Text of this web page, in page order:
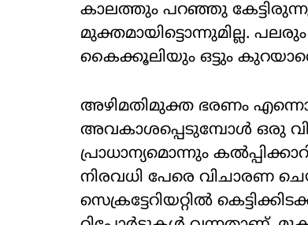
കാലത്തും പറഞ്ഞു
മുക്തമായിട്ടൊന്നുമില്ല. പലരും
കൈക്കൂലിയും ഒട്ടും
അഴിമതിമുക്ത ഭരണം
അവകാശപ്പെടുമ്പോൾ ഒരു
പ്രാധാന്യമൊന്നും
നിരവധി പേരെ വിചാരണ
സെക്രട്ടേറിയറ്റിൽ